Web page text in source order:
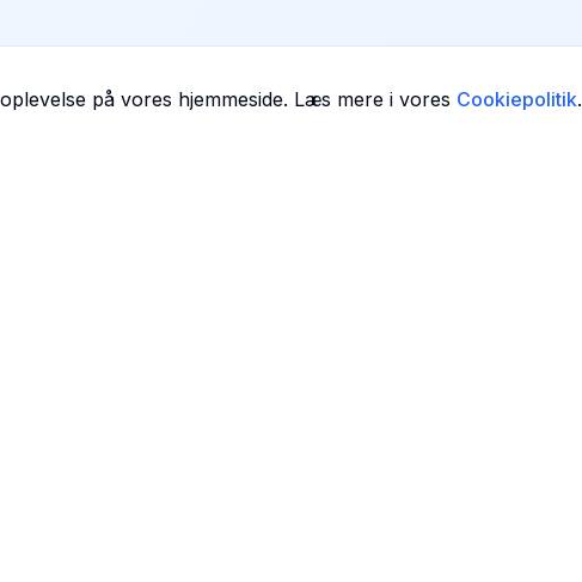
på vores hjemmeside. Læs mere i vores Cookiepolitik.